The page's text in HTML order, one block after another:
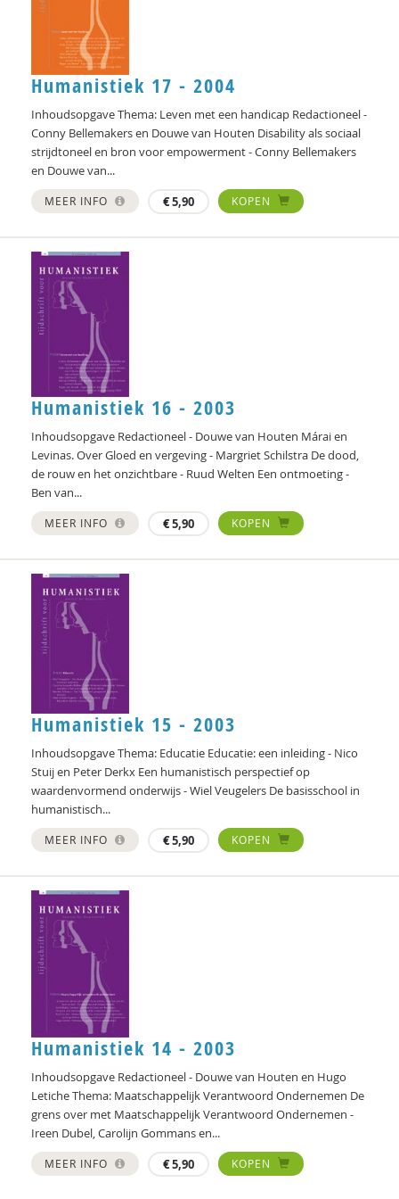
Frans Bieckmann
Desirée Bierlaagh
Gert Biesta
Laurine Blonk
Theo van den Bogaart
Antoinette Bolscher
Marij Bontemps-Hommen
Sylvia Borren
Gustaaf Bos
Michiel Bos
Noortje Bot
Bram van Boxtel
Jules Brabers
Jan Bransen
Yannick Brito Alves
Richard Brons
Denijs Bru
Ellen de Bruin
Alain Caillé e.v.a
Laura Capitaine
William E. Connolly
Christine Cuomo
Annelieke Damen
Marjon de Boer-Bruggink
Isolde de Groot
Tryntsje de Groot
Ed de Jonge
Norbert de Kooter
Michiel de Ronde
Marcel de Rooij
Ineke de Vries
Humanistiek 17 - 2004
Inhoudsopgave Thema: Leven met een handicap Redactioneel -
Conny Bellemakers en Douwe van Houten Disability als sociaal
strijdtoneel en bron voor empowerment - Conny Bellemakers
en Douwe van...
MEER INFO €5,90 KOPEN
Humanistiek 16 - 2003
Inhoudsopgave Redactioneel - Douwe van Houten Márai en
Levinas. Over Gloed en vergeving - Margriet Schilstra De dood,
de rouw en het onzichtbare - Ruud Welten Een ontmoeting -
Ben van...
MEER INFO €5,90 KOPEN
Humanistiek 15 - 2003
Inhoudsopgave Thema: Educatie Educatie: een inleiding - Nico
Stuij en Peter Derkx Een humanistisch perspectief op
waardenvormend onderwijs - Wiel Veugelers De basisschool in
humanistisch...
MEER INFO €5,90 KOPEN
Humanistiek 14 - 2003
Inhoudsopgave Redactioneel - Douwe van Houten en Hugo
Letiche Thema: Maatschappelijk Verantwoord Ondernemen De
grens over met Maatschappelijk Verantwoord Ondernemen -
Ireen Dubel, Carolijn Gommans en...
MEER INFO €5,90 KOPEN